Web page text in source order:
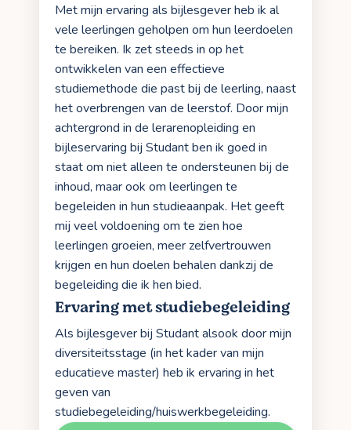
Met mijn ervaring als bijlesgever heb ik al
vele leerlingen geholpen om hun leerdoelen
te bereiken. Ik zet steeds in op het
ontwikkelen van een effectieve
studiemethode die past bij de leerling, naast
het overbrengen van de leerstof. Door mijn
achtergrond in de lerarenopleiding en
bijleservaring bij Studant ben ik goed in
staat om niet alleen te ondersteunen bij de
inhoud, maar ook om leerlingen te
begeleiden in hun studieaanpak. Het geeft
mij veel voldoening om te zien hoe
leerlingen groeien, meer zelfvertrouwen
krijgen en hun doelen behalen dankzij de
begeleiding die ik hen bied.
Ervaring met studiebegeleiding
Als bijlesgever bij Studant alsook door mijn
diversiteitsstage (in het kader van mijn
educatieve master) heb ik ervaring in het
geven van
studiebegeleiding/huiswerkbegeleiding.